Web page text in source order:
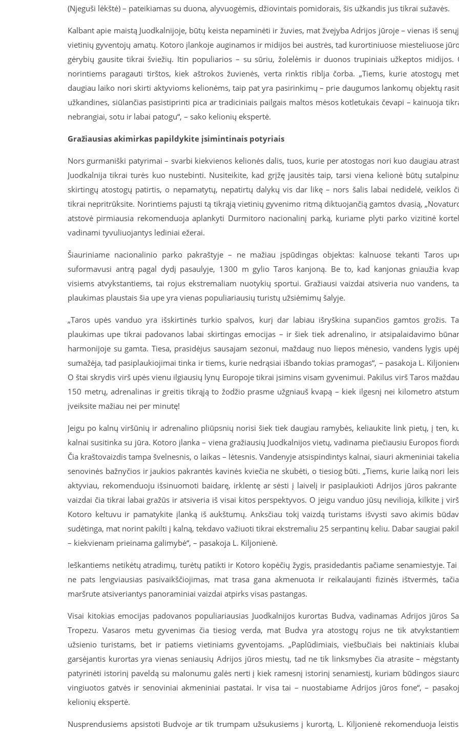
(Njeguši lėkštė) – pateikiamas su duona, alyvuogėmis, džiovintais pomidorais, šis užkandis jus tikrai sužavės.
Kalbant apie maistą Juodkalnijoje, būtų keista nepaminėti ir žuvies, mat žvejyba Adrijos jūroje – vienas iš
vietinių gyventojų amatų. Kotoro įlankoje auginamos ir midijos bei austrės, tad kurortiniuose miesteliuose
gėrybių gausite tikrai šviežių. Itin populiarios – su sūriu, žolelėmis ir duonos trupiniais užkeptos midijos.
norintiems paragauti tirštos, kiek aštrokos žuvienės, verta rinktis riblja čorba. „Tiems, kurie atostogų
daugiau laiko nori skirti aktyvioms kelionėms, taip pat yra pasirinkimų – prie daugumos lankomų objektų
užkandines, siūlančias pasistiprinti pica ar tradiciniais pailgais maltos mėsos kotletukais čevapi – kainuoja
nebrangiai, sotu ir labai patogu“, – sako kelionių ekspertė.
Gražiausias akimirkas papildykite įsimintinais potyriais
Nors gurmaniški patyrimai – svarbi kiekvienos kelionės dalis, tuos, kurie per atostogas nori kuo daugiau
Juodkalnija tikrai turės kuo nustebinti. Nusiteikite, kad grįžę jausitės taip, tarsi viena kelionė būtų
skirtingų atostogų patirtis, o nepamatytų, nepatirtų dalykų vis dar likę – nors šalis labai nedidelė, veiklos
tikrai nepritrūksite. Norintiems pajusti tą tikrąją vietinių gyvenimo ritmą diktuojančią gamtos dvasią,
atstovė pirmiausia rekomenduoja aplankyti Durmitoro nacionalinį parką, kuriame plyti parko vizitinė
vadinami tyvuliuojantys lediniai ežerai.
Šiauriniame nacionalinio parko pakraštyje – ne mažiau įspūdingas objektas: kalnuose tekanti Taros
suformavusi antrą pagal dydį pasaulyje, 1300 m gylio Taros kanjoną. Be to, kad kanjonas gniaužia
visiems atvykstantiems, tai rojus ekstremaliam nuotykių sportui. Gražiausi vaizdai atsiveria nuo vandens,
plaukimas plaustais šia upe yra vienas populiariausių turistų užsiėmimų šalyje.
„Taros upės vanduo yra išskirtinės turkio spalvos, kurį dar labiau išryškina supančios gamtos grožis.
plaukimas upe tikrai padovanos labai skirtingas emocijas – ir šiek tiek adrenalino, ir atsipalaidavimo
harmonijoje su gamta. Tiesa, prasidėjus sausajam sezonui, maždaug nuo liepos mėnesio, vandens lygis
sumažėja, tad pasiplaukiojimai tinka ir tiems, kurie nedrąsiai išbando tokias pramogas“, – pasakoja L.
O štai skrydis virš upės vienu ilgiausių lynų Europoje tikrai įsimins visam gyvenimui. Pakilus virš Taros
150 metrų, adrenalinas ir greitis tikrąją to žodžio prasme užgniauš kvapą – kiek ilgesnį nei kilometro
įveiksite mažiau nei per minutę!
Jeigu po kalnų viršūnių ir adrenalino pliūpsnių norisi šiek tiek daugiau ramybės, keliaukite link pietų, į ten,
kalnai susitinka su jūra. Kotoro įlanka – viena gražiausių Juodkalnijos vietų, vadinama piečiausiu Europos
Čia kraštovaizdis tampa švelnesnis, o laikas – lėtesnis. Vandenyje atsispindintys kalnai, siauri akmeniniai
senovinės bažnyčios ir jaukios pakrantės kavinės kviečia ne skubėti, o tiesiog būti. „Tiems, kurie laiką nori
aktyviau, rekomenduoju išsinuomoti baidarę, irklentę ar sėsti į laivelį ir pasiplaukioti Adrijos jūros pakrante
vaizdai čia tikrai labai gražūs ir atsiveria iš visai kitos perspektyvos. O jeigu vanduo jūsų nevilioja, kilkite į
Kotoro keltuvu ir pamatykite įlanką iš aukštumų. Anksčiau tokį vaizdą turistams išvysti savo akimis
sudėtinga, mat norint pakilti į kalną, tekdavo važiuoti tikrai ekstremaliu 25 serpantinų keliu. Dabar saugiai
– kiekvienam prieinama galimybė“, – pasakoja L. Kiljonienė.
Ieškantiems netikėtų atradimų, turėtų patikti ir Kotoro kopėčių žygis, prasidedantis pačiame senamiestyje. Tai
ne pats lengviausias pasivaikščiojimas, mat trasa gana akmenuota ir reikalaujanti fizinės ištvermės,
maršrute atsiveriantys panoraminiai vaizdai atpirks visas pastangas.
Visai kitokias emocijas padovanos populiariausias Juodkalnijos kurortas Budva, vadinamas Adrijos jūros
Tropezu. Vasaros metu gyvenimas čia tiesiog verda, mat Budva yra atostogų rojus ne tik
užsienio turistams, bet ir patiems vietiniams gyventojams. „Paplūdimiais, viešbučiais bei naktiniais
garsėjantis kurortas yra vienas seniausių Adrijos jūros miestų, tad ne tik linksmybes čia atrasite –
patyrinėti istorinį paveldą su malonumu galės nerti į kiek ramesnį istorinį senamiestį, kuriam būdingos
vingiuotos gatvės ir senoviniai akmeniniai pastatai. Ir visa tai – nuostabiame Adrijos jūros fone“, –
kelionių ekspertė.
Nusprendusiems apsistoti Budvoje ar tik trumpam užsukusiems į kurortą, L. Kiljonienė rekomenduoja